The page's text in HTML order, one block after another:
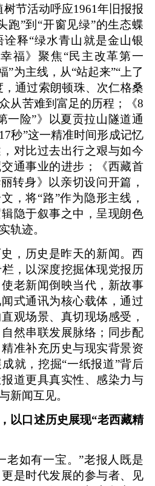
节活动呼应1961年旧报报
跑”到“开窗见绿”的生态蝶
释“绿水青山就是金山银
福》聚焦“民主改革第一
”为主线，从“站起来”“上了
，通过索朗顿珠、次仁格桑
从苦难到富足的历程；《8
一险”》以夏贡拉山隧道通
秒”这一精准时间形成记忆
对比过去出行之艰与如今
通事业的进步；《西藏首
转身》以亲切设问开篇，
，将“路”作为隐形主线，
隐于叙事之中，呈现朗色
轨迹。
，历史是昨天的新闻。西
栏，以深度挖掘体现党报历
老新闻倒映当代，新故事
式通讯为核心载体，通过
观场景、真切现场感受，
然串联发展脉络；同步配
准补充历史与现实背景资
就， 挖掘“一纸报道”背后
道更具真实性、感染力与
新闻互见。
以口述历史展现“老西藏精
老如有一宝。”老报人既是
是时代发展的参与者、见